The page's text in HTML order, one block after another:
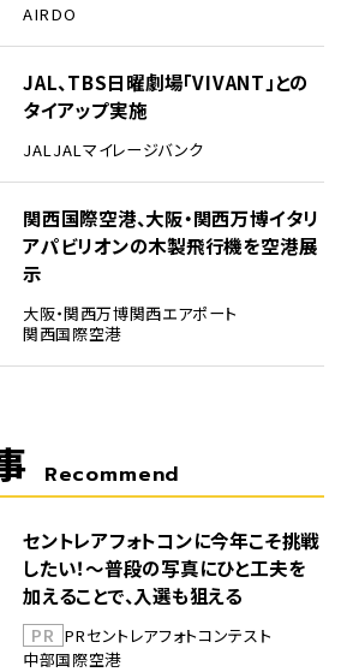
AIRDO
JAL、TBS日曜劇場「VIVANT」との
タイアップ実施
JALJALマイレージバンク
関西国際空港、大阪・関西万博イタリ
アパビリオンの木製飛行機を空港展
示
大阪・関西万博関西エアポート
関西国際空港
Recommend
セントレアフォトコンに今年こそ挑戦
したい！～普段の写真にひと工夫を
加えることで、入選も狙える
PR PRセントレアフォトコンテスト
中部国際空港